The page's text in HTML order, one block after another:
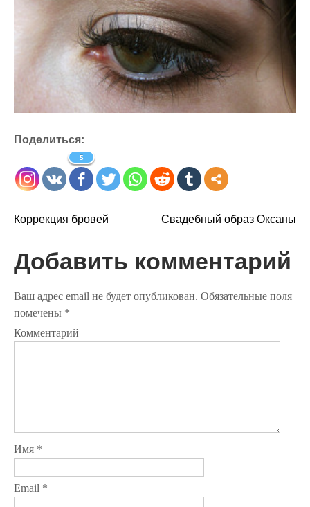
Поделиться:
5
Н
а
в
и
г
я
п
о
Коррекция бровей Свадебный образ Оксаны
Добавить комментарий
Ваш адрес email не будет опубликован. Обязательные поля
помечены *
Комментарий
Имя *
Email *